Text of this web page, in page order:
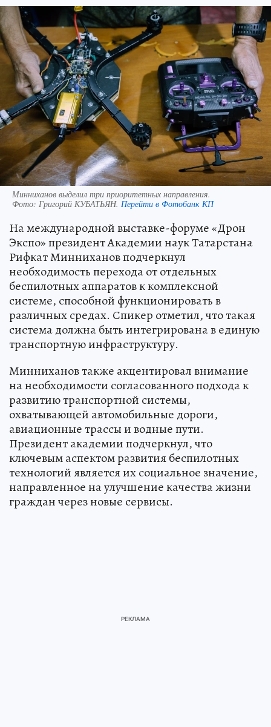
Минниханов выделил три приоритетных направления.
Фото: Григорий КУБАТЬЯН. Перейти в Фотобанк КП
На международной выставке-форуме «Дрон
Экспо» президент Академии наук Татарстана
Рифкат Минниханов подчеркнул
необходимость перехода от отдельных
беспилотных аппаратов к комплексной
системе, способной функционировать в
различных средах. Спикер отметил, что такая
система должна быть интегрирована в единую
транспортную инфраструктуру.
Минниханов также акцентировал внимание
на необходимости согласованного подхода к
развитию транспортной системы,
охватывающей автомобильные дороги,
авиационные трассы и водные пути.
Президент академии подчеркнул, что
ключевым аспектом развития беспилотных
технологий является их социальное значение,
направленное на улучшение качества жизни
граждан через новые сервисы.